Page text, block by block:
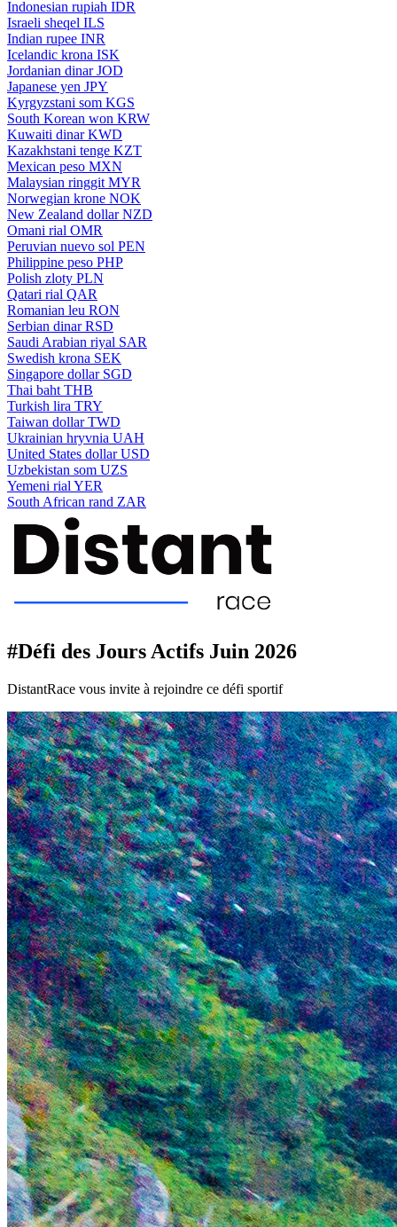
Indonesian rupiah IDR
Israeli sheqel ILS
Indian rupee INR
Icelandic krona ISK
Jordanian dinar JOD
Japanese yen JPY
Kyrgyzstani som KGS
South Korean won KRW
Kuwaiti dinar KWD
Kazakhstani tenge KZT
Mexican peso MXN
Malaysian ringgit MYR
Norwegian krone NOK
New Zealand dollar NZD
Omani rial OMR
Peruvian nuevo sol PEN
Philippine peso PHP
Polish zloty PLN
Qatari rial QAR
Romanian leu RON
Serbian dinar RSD
Saudi Arabian riyal SAR
Swedish krona SEK
Singapore dollar SGD
Thai baht THB
Turkish lira TRY
Taiwan dollar TWD
Ukrainian hryvnia UAH
United States dollar USD
Uzbekistan som UZS
Yemeni rial YER
South African rand ZAR
#Défi des Jours Actifs Juin 2026
DistantRace vous invite à rejoindre ce défi sportif